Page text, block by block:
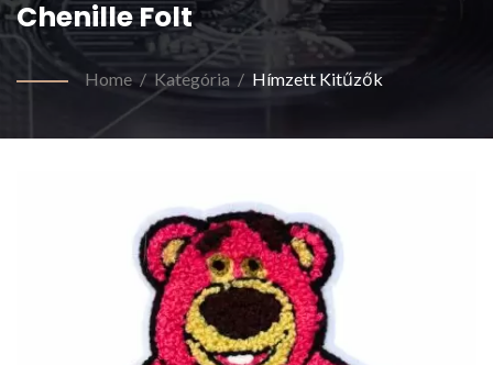
Chenille Folt
Home / Kategória / Hímzett Kitűzők